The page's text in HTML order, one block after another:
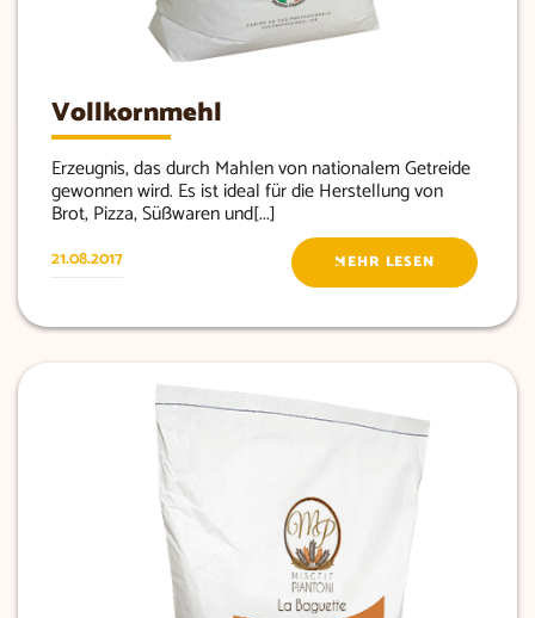
Vollkornmehl
Erzeugnis, das durch Mahlen von nationalem Getreide
gewonnen wird. Es ist ideal für die Herstellung von
Brot, Pizza, Süßwaren und[...]
21.08.2017 MEHR LESEN